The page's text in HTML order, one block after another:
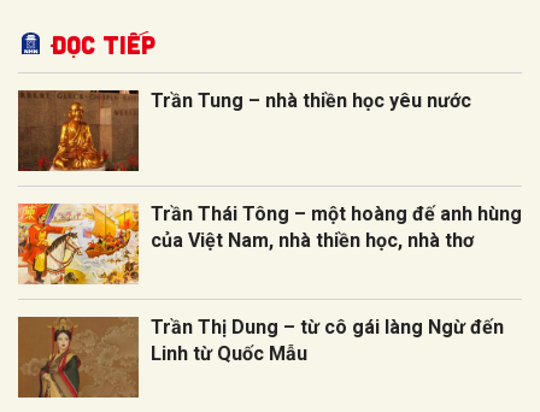
Đọc tiếp
Trần Tung – nhà thiền học yêu nước
Trần Thái Tông – một hoàng đế anh hùng
của Việt Nam, nhà thiền học, nhà thơ
Trần Thị Dung – từ cô gái làng Ngừ đến
Linh từ Quốc Mẫu